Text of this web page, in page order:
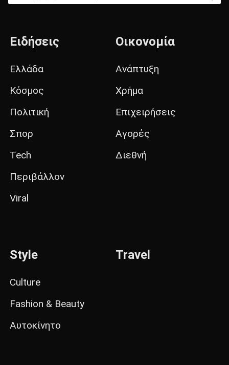
Ειδήσεις
Ελλάδα
Κόσμος
Πολιτική
Σπορ
Tech
Περιβάλλον
Viral
Οικονομία
Ανάπτυξη
Χρήμα
Επιχειρήσεις
Αγορές
Διεθνή
Style
Culture
Fashion & Beauty
Αυτοκίνητο
Travel